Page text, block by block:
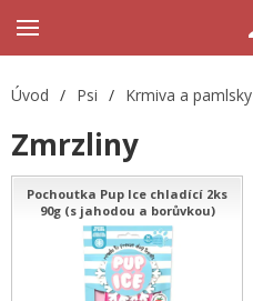
Úvod / Psi / Krmiva a pamlsky
Zmrzliny
Pochoutka Pup Ice chladící 2ks
90g (s jahodou a borůvkou)